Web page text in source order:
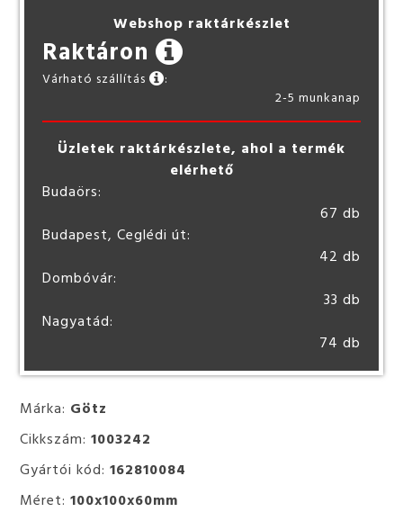
Márka: Götz
Cikkszám:1003242
Gyártói kód:162810084
Méret:100x100x60mm
Webshop raktárkészlet
Raktáron
Várható szállítás
:
2-5 munkanap
Üzletek raktárkészlete, ahol a termék
elérhető
Budaörs:
67 db
Budapest, Ceglédi út:
42 db
Dombóvár:
33 db
Nagyatád:
74 db